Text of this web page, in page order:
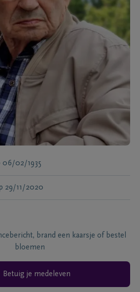
06/02/1935
29/11/2020
brand een kaarsje of bestel
bloemen
Betuig je medeleven